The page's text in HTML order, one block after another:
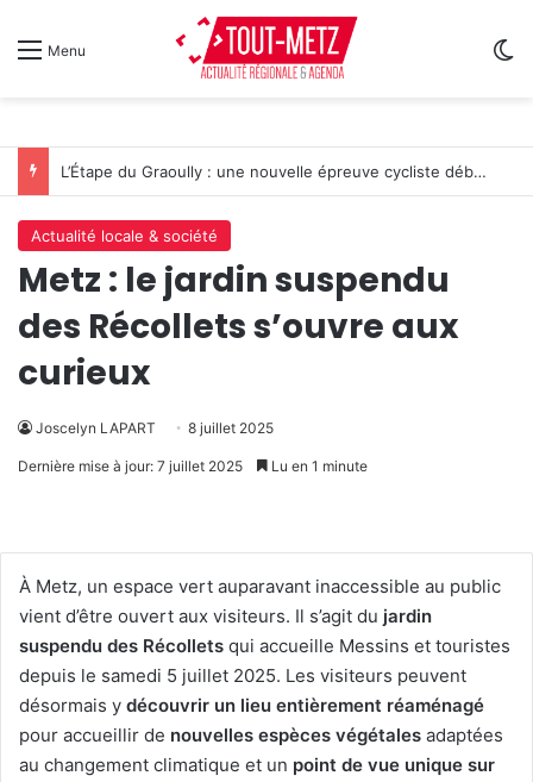
Menu
L’Étape du Graoully : une nouvelle épreuve cycliste débarque à Metz
Actualité locale & société
Metz : le jardin suspendu
des Récollets s’ouvre aux
curieux
Joscelyn LAPART 8 juillet 2025
Dernière mise à jour: 7 juillet 2025 Lu en 1 minute
À Metz, un espace vert auparavant inaccessible au public
vient d’être ouvert aux visiteurs. Il s’agit du jardin
suspendu des Récollets qui accueille Messins et touristes
depuis le samedi 5 juillet 2025. Les visiteurs peuvent
désormais y découvrir un lieu entièrement réaménagé
pour accueillir de nouvelles espèces végétales adaptées
au changement climatique et un point de vue unique sur